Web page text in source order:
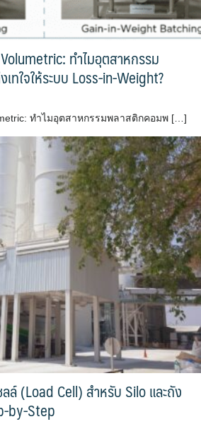
ทำไมอุตสาหกรรม
ใจให้ระบบ Loss-in-Weight?
ทำไมอุตสาหกรรมพลาสติกคอมพ […]
ล์ (Load Cell) สำหรับ Silo และถัง
by-Step